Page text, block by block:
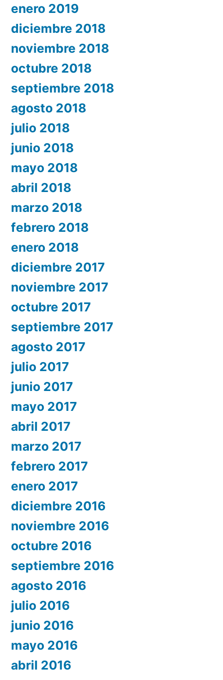
enero 2019
diciembre 2018
noviembre 2018
octubre 2018
septiembre 2018
agosto 2018
julio 2018
junio 2018
mayo 2018
abril 2018
marzo 2018
febrero 2018
enero 2018
diciembre 2017
noviembre 2017
octubre 2017
septiembre 2017
agosto 2017
julio 2017
junio 2017
mayo 2017
abril 2017
marzo 2017
febrero 2017
enero 2017
diciembre 2016
noviembre 2016
octubre 2016
septiembre 2016
agosto 2016
julio 2016
junio 2016
mayo 2016
abril 2016